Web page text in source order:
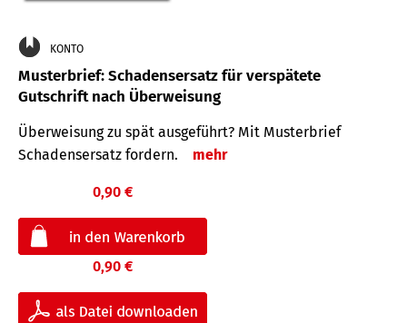
KONTO
Musterbrief: Schadensersatz für verspätete
Gutschrift nach Überweisung
Überweisung zu spät ausgeführt? Mit Musterbrief
Schadensersatz fordern.
mehr
0,90 €
0,90 €